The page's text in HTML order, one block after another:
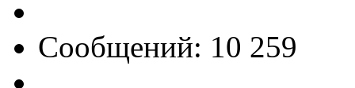
Сообщений: 10 259